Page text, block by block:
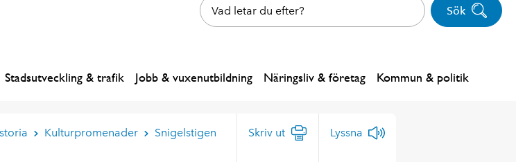
Sök
Stadsutveckling & trafik Jobb & vuxenutbildning Näringsliv & företag Kommun & politik
Kulturpromenader
Snigelstigen
Skriv ut Lyssna